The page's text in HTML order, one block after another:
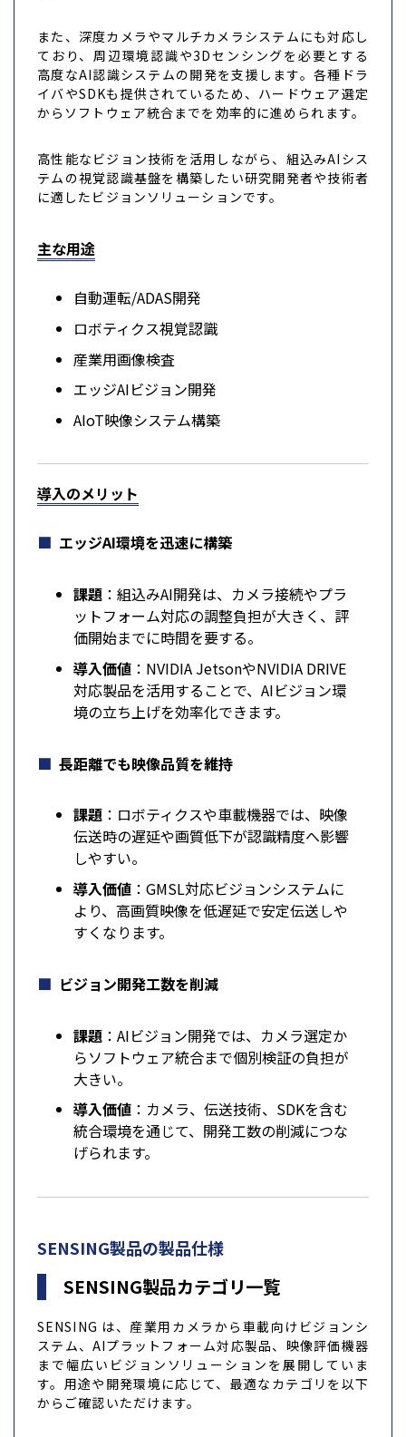
また、深度カメラやマルチカメラシステムにも対応し
ており、周辺環境認識や3Dセンシングを必要とする
高度なAI認識システムの開発を支援します。各種ドラ
イバやSDKも提供されているため、ハードウェア選定
からソフトウェア統合までを効率的に進められます。
高性能なビジョン技術を活用しながら、組込みAIシス
テムの視覚認識基盤を構築したい研究開発者や技術者
に適したビジョンソリューションです。
主な用途
自動運転/ADAS開発
ロボティクス視覚認識
産業用画像検査
エッジAIビジョン開発
AIoT映像システム構築
導入のメリット
エッジAI環境を迅速に構築
課題 ：組込みAI開発は、カメラ接続やプラ
ットフォーム対応の調整負担が大きく、評
価開始までに時間を要する。
導入価値 ：NVIDIA JetsonやNVIDIA DRIVE
対応製品を活用することで、AIビジョン環
境の立ち上げを効率化できます。
長距離でも映像品質を維持
課題 ：ロボティクスや車載機器では、映像
伝送時の遅延や画質低下が認識精度へ影響
しやすい。
導入価値 ：GMSL対応ビジョンシステムに
より、高画質映像を低遅延で安定伝送しや
すくなります。
ビジョン開発工数を削減
課題 ：AIビジョン開発では、カメラ選定か
らソフトウェア統合まで個別検証の負担が
大きい。
導入価値 ：カメラ、伝送技術、SDKを含む
統合環境を通じて、開発工数の削減につな
げられます。
SENSING製品の製品仕様
SENSING製品カテゴリ一覧
SENSING は、産業用カメラから車載向けビジョンシ
ステム、AIプラットフォーム対応製品、映像評価機器
まで幅広いビジョンソリューションを展開していま
す。用途や開発環境に応じて、最適なカテゴリを以下
からご確認いただけます。